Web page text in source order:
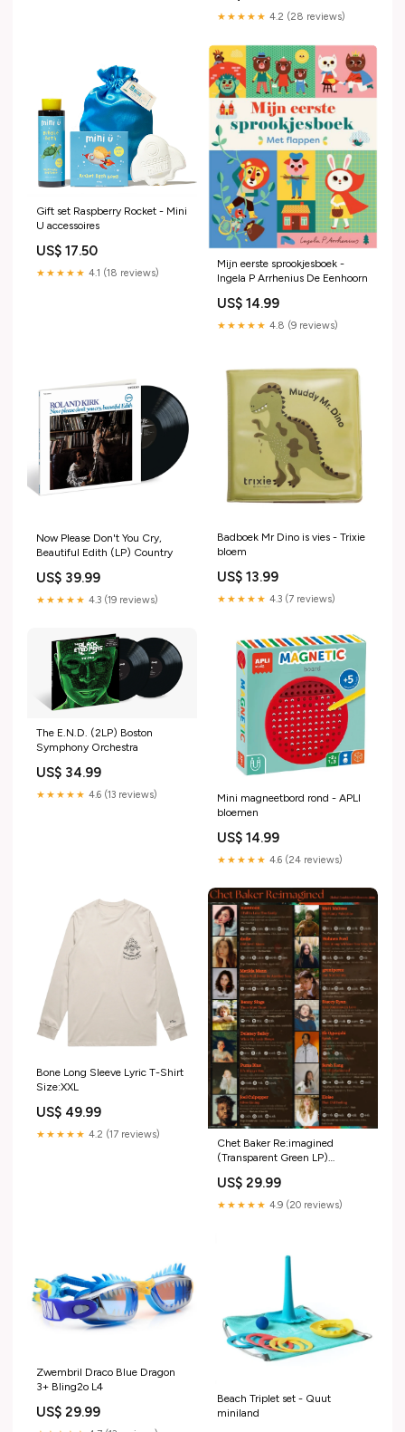
★★★★★ 4.2 (28 reviews)
Gift set Raspberry Rocket - Mini
U accessoires
US$ 17.50
★★★★★ 4.1 (18 reviews)
Mijn eerste sprookjesboek -
Ingela P Arrhenius De Eenhoorn
US$ 14.99
★★★★★ 4.8 (9 reviews)
Now Please Don't You Cry,
Beautiful Edith (LP) Country
US$ 39.99
★★★★★ 4.3 (19 reviews)
Badboek Mr Dino is vies - Trixie
bloem
US$ 13.99
★★★★★ 4.3 (7 reviews)
The E.N.D. (2LP) Boston
Symphony Orchestra
US$ 34.99
★★★★★ 4.6 (13 reviews)
Mini magneetbord rond - APLI
bloemen
US$ 14.99
★★★★★ 4.6 (24 reviews)
Bone Long Sleeve Lyric T-Shirt
Size:XXL
US$ 49.99
★★★★★ 4.2 (17 reviews)
Chet Baker Re:imagined
(Transparent Green LP)
Explicit Version w/Remixes ]
US$ 29.99
★★★★★ 4.9 (20 reviews)
Zwembril Draco Blue Dragon
3+ Bling2o L4
US$ 29.99
Beach Triplet set - Quut
miniland